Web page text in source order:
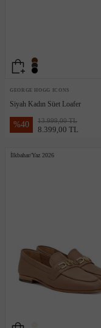
GEORGE HOGG ICONS
Siyah Kadın Süet Loafer
%40 13.999,00 TL
8.399,00 TL
İlkbahar/Yaz 2026